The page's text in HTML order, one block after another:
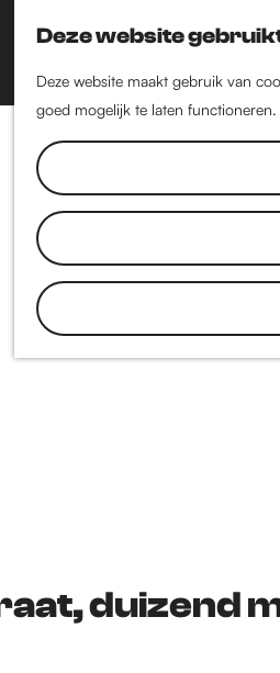
Deze website
Deze website maakt gebruik van
goed mogelijk te laten
duizend